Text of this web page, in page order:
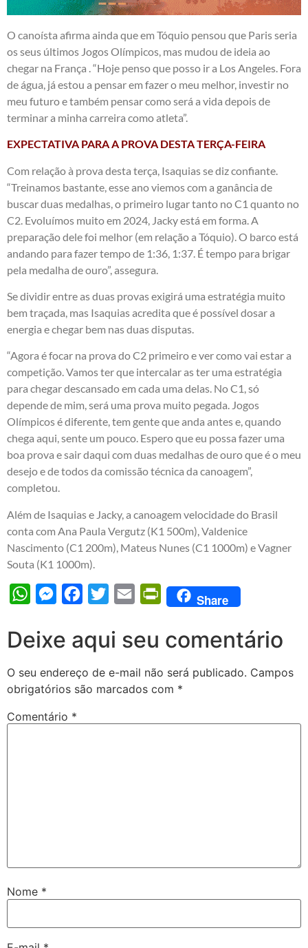
O canoísta afirma ainda que em Tóquio pensou que Paris seria
os seus últimos Jogos Olímpicos, mas mudou de ideia ao
chegar na França . “Hoje penso que posso ir a Los Angeles. Fora
de água, já estou a pensar em fazer o meu melhor, investir no
meu futuro e também pensar como será a vida depois de
terminar a minha carreira como atleta”.
EXPECTATIVA PARA A PROVA DESTA TERÇA-FEIRA
Com relação à prova desta terça, Isaquias se diz confiante.
“Treinamos bastante, esse ano viemos com a ganância de
buscar duas medalhas, o primeiro lugar tanto no C1 quanto no
C2. Evoluímos muito em 2024, Jacky está em forma. A
preparação dele foi melhor (em relação a Tóquio). O barco está
andando para fazer tempo de 1:36, 1:37. É tempo para brigar
pela medalha de ouro”, assegura.
Se dividir entre as duas provas exigirá uma estratégia muito
bem traçada, mas Isaquias acredita que é possível dosar a
energia e chegar bem nas duas disputas.
“Agora é focar na prova do C2 primeiro e ver como vai estar a
competição. Vamos ter que intercalar as ter uma estratégia
para chegar descansado em cada uma delas. No C1, só
depende de mim, será uma prova muito pegada. Jogos
Olímpicos é diferente, tem gente que anda antes e, quando
chega aqui, sente um pouco. Espero que eu possa fazer uma
boa prova e sair daqui com duas medalhas de ouro que é o meu
desejo e de todos da comissão técnica da canoagem”,
completou.
Além de Isaquias e Jacky, a canoagem velocidade do Brasil
conta com Ana Paula Vergutz (K1 500m), Valdenice
Nascimento (C1 200m), Mateus Nunes (C1 1000m) e Vagner
Souta (K1 1000m).
WhatsAppMessengerFacebook
Twitter Email PrintFriendly
Share
Deixe aqui seu comentário
O seu endereço de e-mail não será publicado. Campos
obrigatórios são marcados com *
Comentário *
Nome *